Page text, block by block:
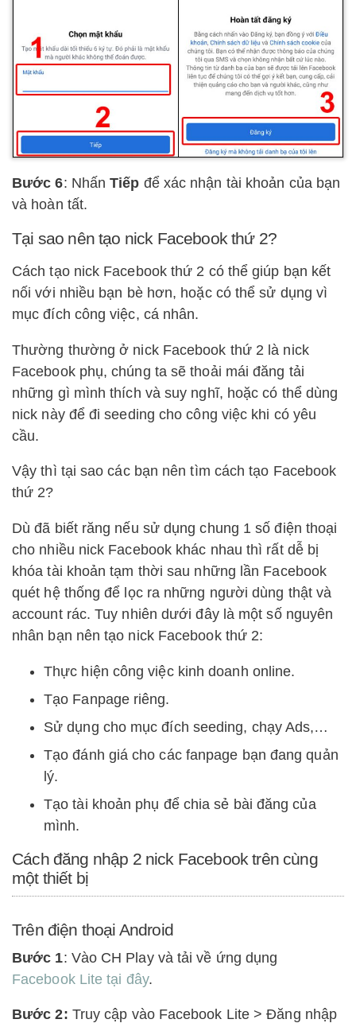
Bước 6: NhấnTiếp để xác nhận tài khoản của bạn
và hoàn tất.
Tại sao nên tạo nick Facebook thứ 2?
Cách tạo nick Facebook thứ 2 có thể giúp bạn kết
nối với nhiều bạn bè hơn, hoặc có thể sử dụng vì
mục đích công việc, cá nhân.
Thường thường ở nick Facebook thứ 2 là nick
Facebook phụ, chúng ta sẽ thoải mái đăng tải
những gì mình thích và suy nghĩ, hoặc có thể dùng
nick này để đi seeding cho công việc khi có yêu
cầu.
Vậy thì tại sao các bạn nên tìm cách tạo Facebook
thứ 2?
Dù đã biết răng nếu sử dụng chung 1 số điện thoại
cho nhiều nick Facebook khác nhau thì rất dễ bị
khóa tài khoản tạm thời sau những lần Facebook
quét hệ thống để lọc ra những người dùng thật và
account rác. Tuy nhiên dưới đây là một số nguyên
nhân bạn nên tạo nick Facebook thứ 2:
Thực hiện công việc kinh doanh online.
Tạo Fanpage riêng.
Sử dụng cho mục đích seeding, chạy Ads,…
Tạo đánh giá cho các fanpage bạn đang quản
lý.
Tạo tài khoản phụ để chia sẻ bài đăng của
mình.
Cách đăng nhập 2 nick Facebook trên cùng
một thiết bị
Trên điện thoại Android
Bước 1: Vào CH Play và tải về ứng dụng
Facebook Lite tại đây.
Bước 2: Truy cập vào Facebook Lite > Đăng nhập